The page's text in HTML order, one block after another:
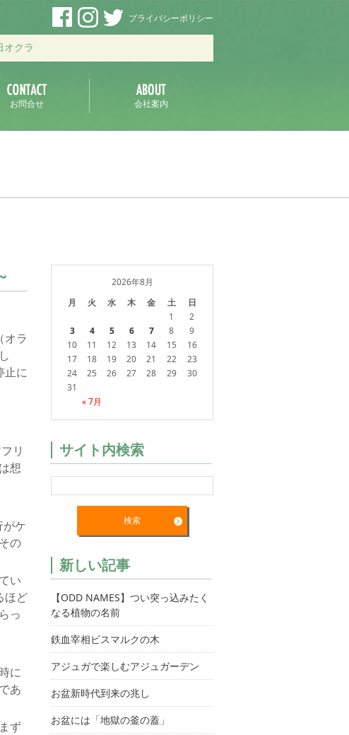
プライバシーポリシー
オクラ
お問合せ 会社案内
オラ
止に
リ
想
ケ
の
い
ほど
っ
に
あ
ず
2026年8月
月
火 水 木 金 土 日
« 7月
1
2
3
4 5 6 7 8
9
10
11 12 13 14 15
16
17
18 19 20 21 22
23
24
25 26 27 28 29
30
31
サイト内検索
新しい記事
【ODD NAMES】つい突っ込みたく
なる植物の名前
鉄血宰相ビスマルクの木
アジュガで楽しむアジュガーデン
お盆新時代到来の兆し
お盆には「地獄の釜の蓋」